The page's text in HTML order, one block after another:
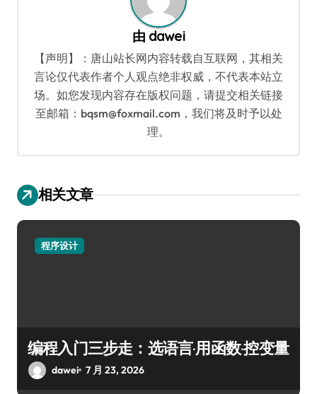
由 dawei
【声明】：唐山站长网内容转载自互联网，其相关
言论仅代表作者个人观点绝非权威，不代表本站立
场。如您发现内容存在版权问题，请提交相关链接
至邮箱：bqsm@foxmail.com，我们将及时予以处
理。
相关文章
程序设计
编程入门三步走：选语言·用函数·控变量
dawei 7 月 23, 2026